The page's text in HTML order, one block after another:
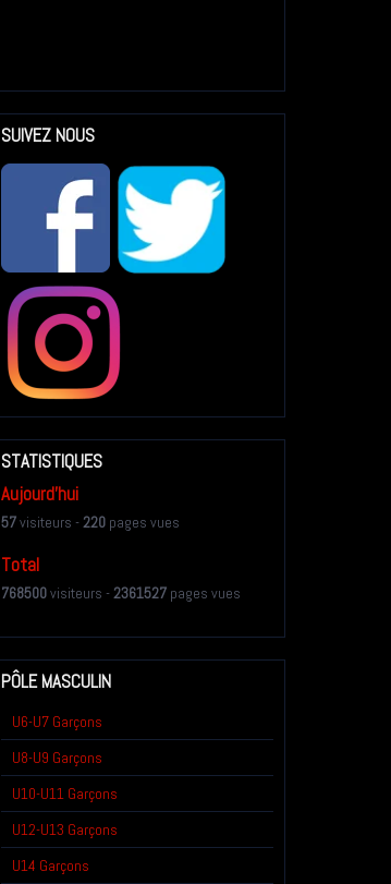
SUIVEZ NOUS
STATISTIQUES
Aujourd'hui
57visiteurs -220pages vues
Total
768500visiteurs -2361527pages vues
PÔLE MASCULIN
U6-U7 Garçons
U8-U9 Garçons
U10-U11 Garçons
U12-U13 Garçons
U14 Garçons